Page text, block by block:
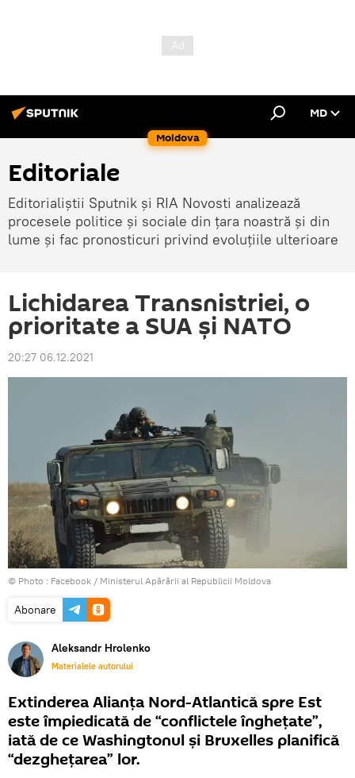
Moldova
MD
Editoriale
Editorialiștii Sputnik și RIA Novosti analizează
procesele politice și sociale din țara noastră și din
lume și fac pronosticuri privind evoluțiile ulterioare
Lichidarea Transnistriei, o
prioritate a SUA și NATO
20:27 06.12.2021
© Photo : Facebook / Ministerul Apărării al Republicii Moldova
Abonare
Aleksandr Hrolenko
Materialele autorului
Extinderea Alianța Nord-Atlantică spre Est
este împiedicată de “conflictele înghețate”,
iată de ce Washingtonul și Bruxelles planifică
“dezghețarea” lor.